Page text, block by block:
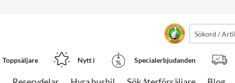
Toppsäljare Nytt i Specialerbjudanden